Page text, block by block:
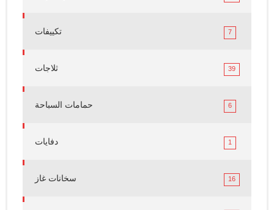
تكييفات 7
ثلاجات 39
حمامات السباحة 6
دفايات 1
سخانات غاز 16